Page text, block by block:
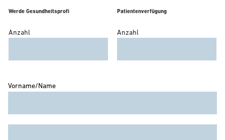
Werde Gesundheitsprofi
Anzahl
Patientenverfügung
Anzahl
Vorname/Name